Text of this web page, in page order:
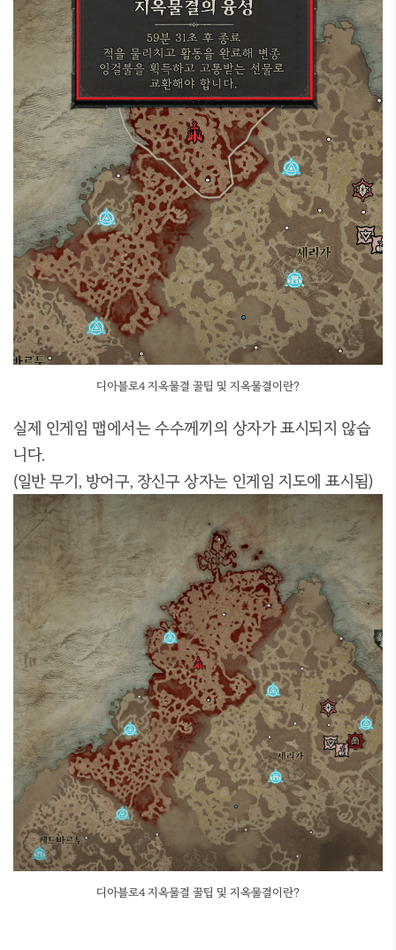
디아블로4 지옥물결 꿀팁 및 지옥물결이란?
실제 인게임 맵에서는 수수께끼의 상자가 표시되지 않습
니다.
(일반 무기, 방어구, 장신구 상자는 인게임 지도에 표시됨)
디아블로4 지옥물결 꿀팁 및 지옥물결이란?